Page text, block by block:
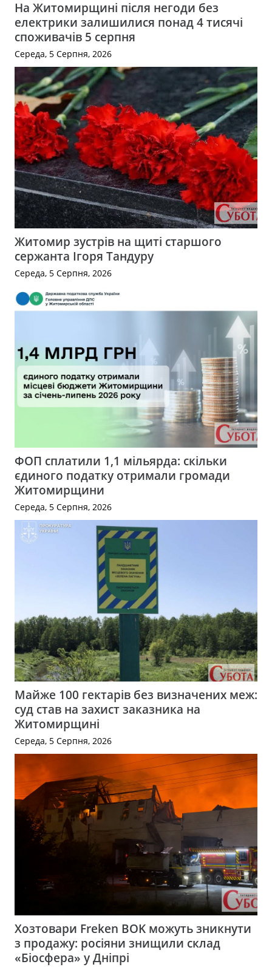
На Житомирщині після негоди без
електрики залишилися понад 4 тисячі
споживачів 5 серпня
Середа, 5 Серпня, 2026
Житомир зустрів на щиті старшого
сержанта Ігоря Тандуру
Середа, 5 Серпня, 2026
ФОП сплатили 1,1 мільярда: скільки
єдиного податку отримали громади
Житомирщини
Середа, 5 Серпня, 2026
Майже 100 гектарів без визначених меж:
суд став на захист заказника на
Житомирщині
Середа, 5 Серпня, 2026
Хозтовари Freken BOK можуть зникнути
з продажу: росіяни знищили склад
«Біосфера» у Дніпрі